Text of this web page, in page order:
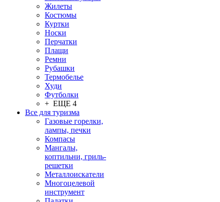
Жилеты
Костюмы
Куртки
Носки
Перчатки
Плащи
Ремни
Рубашки
Термобелье
Худи
Футболки
+ ЕЩЕ 4
Все для туризма
Газовые горелки,
лампы, печки
Компасы
Мангалы,
коптильни, гриль-
решетки
Металлоискатели
Многоцелевой
инструмент